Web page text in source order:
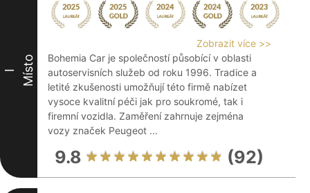
I Místo
Zobrazit více >>
Bohemia Car je společností působící v oblasti
autoservisních služeb od roku 1996. Tradice a
letité zkušenosti umožňují této firmě nabízet
vysoce kvalitní péči jak pro soukromé, tak i
firemní vozidla. Zaměření zahrnuje zejména
vozy značek Peugeot ...
9.8 (92)